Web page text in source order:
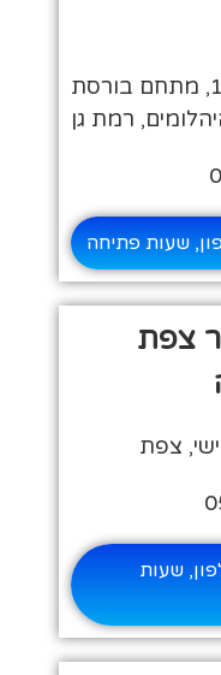
כתובת הקניון - ז'בוטינסקי 1, מתחם בורסת
רמת גן
שעות פתיחה
צפת
צפת
שעות